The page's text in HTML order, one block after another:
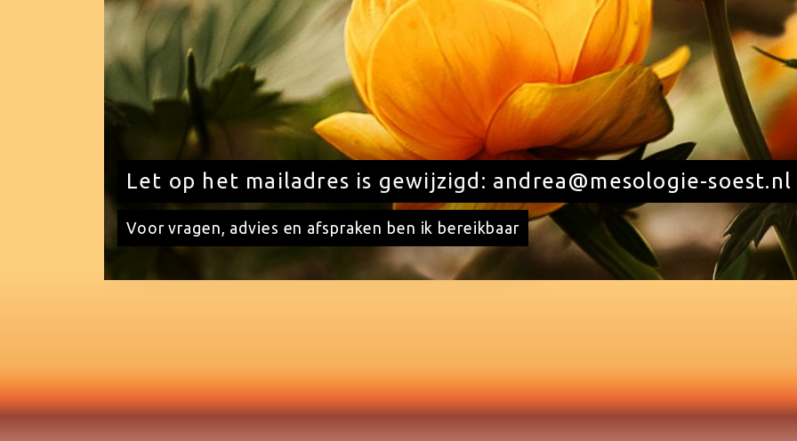
Let op het mailadres is gewijzigd: andrea@mesologie-soest.nl
Voor vragen, advies en afspraken ben ik bereikbaar